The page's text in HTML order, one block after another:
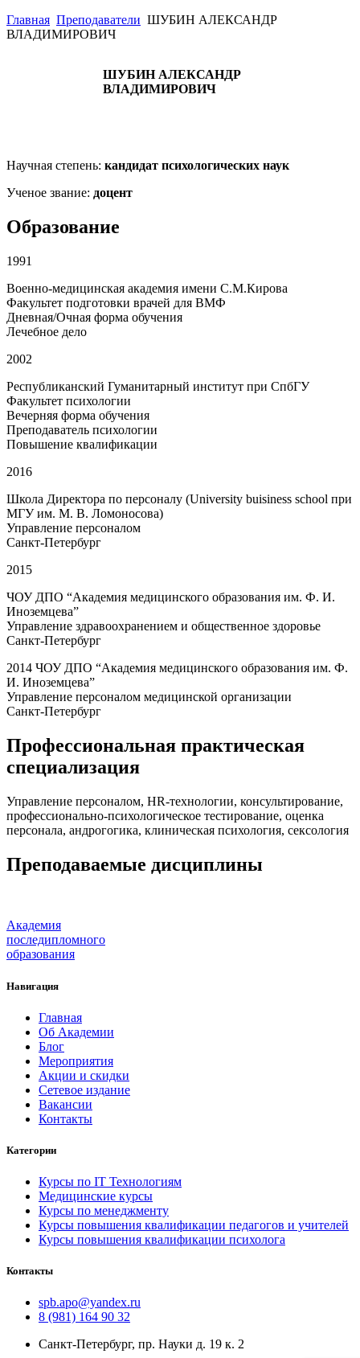
Главная Преподаватели ШУБИН АЛЕКСАНДР
ВЛАДИМИРОВИЧ
ШУБИН АЛЕКСАНДР
ВЛАДИМИРОВИЧ
Научная степень: кандидат психологических наук
Ученое звание: доцент
Образование
1991
Военно-медицинская академия имени С.М.Кирова
Факультет подготовки врачей для ВМФ
Дневная/Очная форма обучения
Лечебное дело
2002
Республиканский Гуманитарный институт при СпбГУ
Факультет психологии
Вечерняя форма обучения
Преподаватель психологии
Повышение квалификации
2016
Школа Директора по персоналу (University buisiness school при
МГУ им. М. В. Ломоносова)
Управление персоналом
Санкт-Петербург
2015
ЧОУ ДПО “Академия медицинского образования им. Ф. И.
Иноземцева”
Управление здравоохранением и общественное здоровье
Санкт-Петербург
2014 ЧОУ ДПО “Академия медицинского образования им. Ф.
И. Иноземцева”
Управление персоналом медицинской организации
Санкт-Петербург
Профессиональная практическая
специализация
Управление персоналом, HR-технологии, консультирование,
профессионально-психологическое тестирование, оценка
персонала, андрогогика, клиническая психология, сексология
Преподаваемые дисциплины
Академия
последипломного
образования
Навигация
Главная
Об Академии
Блог
Мероприятия
Акции и скидки
Сетевое издание
Вакансии
Контакты
Категории
Курсы по IT Технологиям
Медицинские курсы
Курсы по менеджменту
Курсы повышения квалификации педагогов и учителей
Курсы повышения квалификации психолога
Контакты
spb.apo@yandex.ru
8 (981) 164 90 32
Санкт-Петербург, пр. Науки д. 19 к. 2